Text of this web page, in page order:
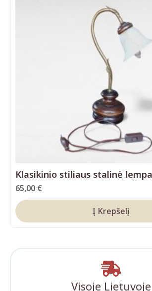
Klasikinio stiliaus stalinė lempa
65,00 €
Į Krepšelį
Visoje Lietuvoje